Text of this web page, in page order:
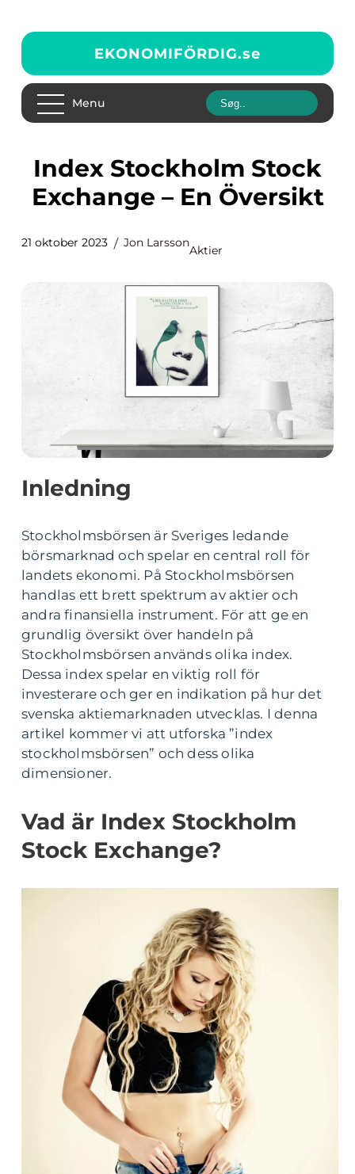
EKONOMIFÖRDIG.se
Menu
Index Stockholm Stock
Exchange – En Översikt
21 oktober 2023 Jon Larsson
Aktier
Inledning
Stockholmsbörsen är Sveriges ledande
börsmarknad och spelar en central roll för
landets ekonomi. På Stockholmsbörsen
handlas ett brett spektrum av aktier och
andra finansiella instrument. För att ge en
grundlig översikt över handeln på
Stockholmsbörsen används olika index.
Dessa index spelar en viktig roll för
investerare och ger en indikation på hur det
svenska aktiemarknaden utvecklas. I denna
artikel kommer vi att utforska ”index
stockholmsbörsen” och dess olika
dimensioner.
Vad är Index Stockholm
Stock Exchange?